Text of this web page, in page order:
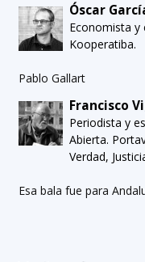
Óscar
Economista y
Kooperatiba.
Pablo Gallart
Francisco
Periodista y
Abierta.
Verdad,
Esa bala fue para